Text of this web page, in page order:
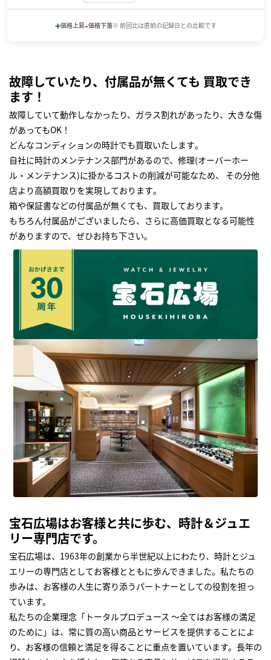
+価格上昇-価格下落※ 前回比は直前の記録日との比較です
故障していたり、付属品が無くても 買取でき
ます！
故障していて動作しなかったり、ガラス割れがあったり、大きな傷
があってもOK！
どんなコンディションの時計でも買取いたします｡
自社に時計のメンテナンス部門があるので、修理(オーバーホー
ル・メンテナンス)に掛かるコストの削減が可能なため、 その分他
店より高額買取りを実現しております｡
箱や保証書などの付属品が無くても、買取しております。
もちろん付属品がございましたら、さらに高価買取となる可能性
がありますので、ぜひお持ち下さい｡
宝石広場はお客様と共に歩む、時計＆ジュエ
リー専門店です。
宝石広場は、1963年の創業から半世紀以上にわたり、時計とジュ
エリーの専門店としてお客様とともに歩んできました。私たちの
歩みは、お客様の人生に寄り添うパートナーとしての役割を担っ
ています。
私たちの企業理念「トータルプロデュース ～全てはお客様の満足
のために」は、常に質の高い商品とサービスを提供することによ
り、お客様の信頼と満足を得ることに重点を置いています。長年の